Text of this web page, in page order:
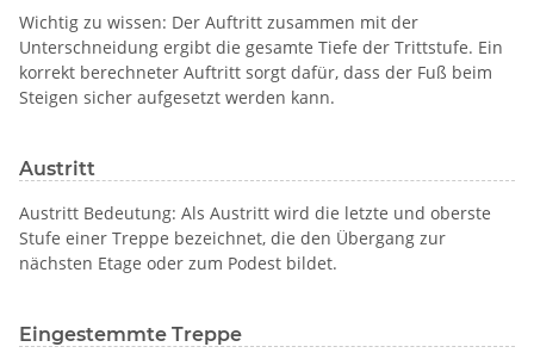
Wichtig zu wissen: Der Auftritt zusammen mit der
Unterschneidung ergibt die gesamte Tiefe der Trittstufe. Ein
korrekt berechneter Auftritt sorgt dafür, dass der Fuß beim
Steigen sicher aufgesetzt werden kann.
Austritt
Austritt Bedeutung: Als Austritt wird die letzte und oberste
Stufe einer Treppe bezeichnet, die den Übergang zur
nächsten Etage oder zum Podest bildet.
Eingestemmte Treppe